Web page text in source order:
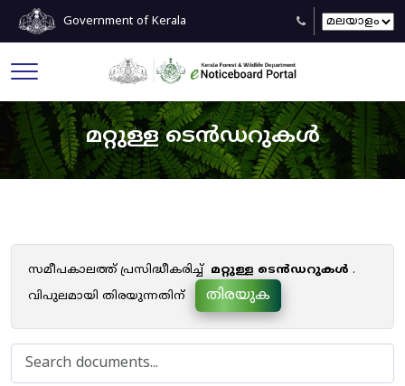
Government of Kerala
മറ്റുള്ള ടെൻഡറുകൾ
സമീപകാലത്ത് പ്രസിദ്ധീകരിച്ച് മറ്റുള്ള ടെൻഡറുകൾ .
വിപുലമായി തിരയുന്നതിന്
തിരയുക